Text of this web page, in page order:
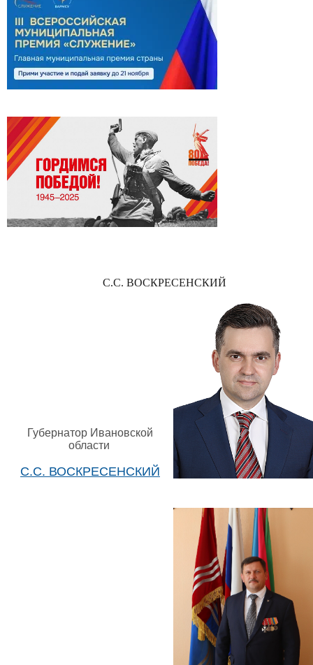
С.С. ВОСКРЕСЕНСКИЙ
Губернатор Ивановской
области
С.С. ВОСКРЕСЕНСКИЙ